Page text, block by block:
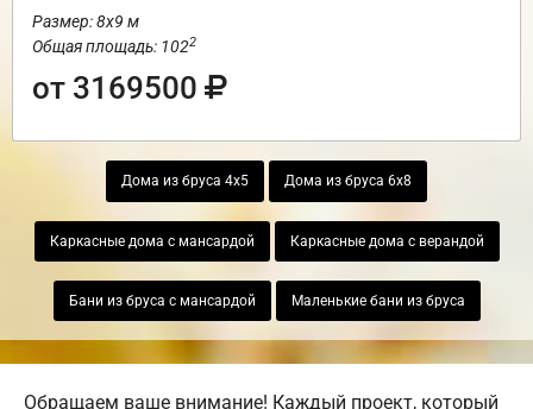
Размер: 8х9 м
Общая площадь: 1022
от 3169500
Дома из бруса 4х5 Дома из бруса 6х8
Каркасные дома с мансардой Каркасные дома с верандой
Бани из бруса с мансардой Маленькие бани из бруса
Обращаем ваше внимание! Каждый проект, который